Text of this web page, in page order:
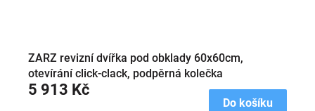
ZARZ revizní dvířka pod obklady 60x60cm,
otevírání click-clack, podpěrná kolečka
5 913 Kč
Do košíku